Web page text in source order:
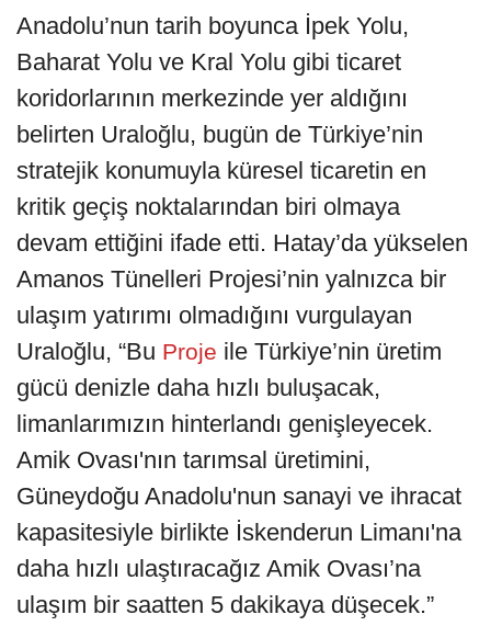
Anadolu’nun tarih boyunca İpek Yolu,
Baharat Yolu ve Kral Yolu gibi ticaret
koridorlarının merkezinde yer aldığını
belirten Uraloğlu, bugün de Türkiye’nin
stratejik konumuyla küresel ticaretin en
kritik geçiş noktalarından biri olmaya
devam ettiğini ifade etti. Hatay’da yükselen
Amanos Tünelleri Projesi’nin yalnızca bir
ulaşım yatırımı olmadığını vurgulayan
Uraloğlu, “Bu Proje ile Türkiye’nin üretim
gücü denizle daha hızlı buluşacak,
limanlarımızın hinterlandı genişleyecek.
Amik Ovası'nın tarımsal üretimini,
Güneydoğu Anadolu'nun sanayi ve ihracat
kapasitesiyle birlikte İskenderun Limanı'na
daha hızlı ulaştıracağız Amik Ovası’na
ulaşım bir saatten 5 dakikaya düşecek.”